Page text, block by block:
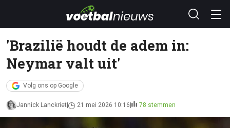
'Brazilië houdt de adem in:
Neymar valt uit'
Volg ons op Google
Jannick Lanckriet 21 mei 2026 10:16 78 stemmen